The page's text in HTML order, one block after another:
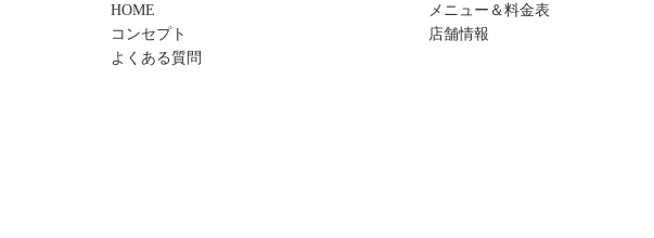
HOME
コンセプト
よくある質問
メニュー＆料金表
店舗情報